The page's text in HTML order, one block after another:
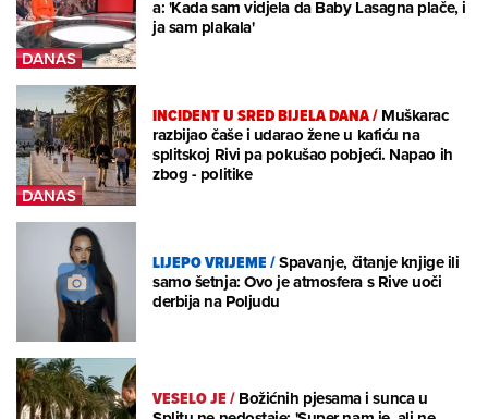
a: 'Kada sam vidjela da Baby Lasagna plače, i
ja sam plakala'
INCIDENT U SRED BIJELA DANA/Muškarac
razbijao čaše i udarao žene u kafiću na
splitskoj Rivi pa pokušao pobjeći. Napao ih
zbog - politike
LIJEPO VRIJEME/Spavanje, čitanje knjige ili
samo šetnja: Ovo je atmosfera s Rive uoči
derbija na Poljudu
VESELO JE/Božićnih pjesama i sunca u